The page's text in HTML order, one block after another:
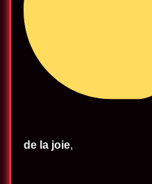
de la joie,